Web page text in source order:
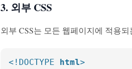
3. 외부 CSS
외부 CSS는 모든 웹페이지에 적용
<!DOCTYPE html>